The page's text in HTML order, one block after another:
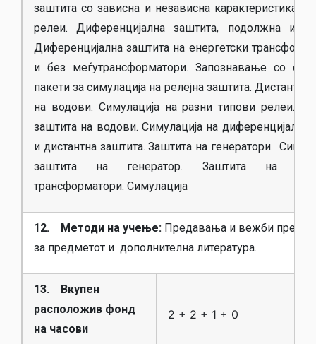
заштита со зависна и независна карактеристика.
релеи. Диференцијална заштита, подолжна и
Диференцијална заштита на енергетски
и без меѓутрансформатори. Запознавање со
пакети за симулација на релејна заштита. Дистантна
на водови. Симулација на разни типови релеи.
заштита на водови. Симулација на диференцијална
и дистантна заштита. Заштита на генератори.
заштита на генератор. Заштита на
трансформатори. Симулација
12. Методи на учење: Предавања и вежби
за предметот и дополнителна литература.
13. Вкупен
расположив фонд
на часови
2 + 2 + 1 + 0